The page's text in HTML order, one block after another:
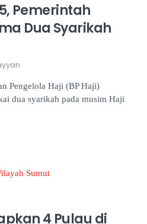
Pemerintah
Dua Syarikah
Pengelola Haji (BP Haji)
dua syarikah pada musim Haji
4 Pulau di